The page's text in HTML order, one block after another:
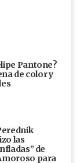
Pantone?
de color y
las
de
para